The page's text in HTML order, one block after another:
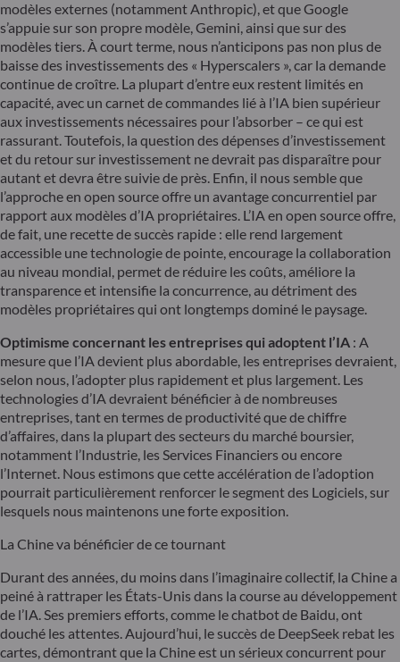
modèles externes (notamment Anthropic), et que Google
s’appuie sur son propre modèle, Gemini, ainsi que sur des
modèles tiers. À court terme, nous n’anticipons pas non plus de
baisse des investissements des « Hyperscalers », car la demande
continue de croître. La plupart d’entre eux restent limités en
capacité, avec un carnet de commandes lié à l’IA bien supérieur
aux investissements nécessaires pour l’absorber – ce qui est
rassurant. Toutefois, la question des dépenses d’investissement
et du retour sur investissement ne devrait pas disparaître pour
autant et devra être suivie de près. Enfin, il nous semble que
l’approche en open source offre un avantage concurrentiel par
rapport aux modèles d’IA propriétaires. L’IA en open source offre,
de fait, une recette de succès rapide : elle rend largement
accessible une technologie de pointe, encourage la collaboration
au niveau mondial, permet de réduire les coûts, améliore la
transparence et intensifie la concurrence, au détriment des
modèles propriétaires qui ont longtemps dominé le paysage.
Optimisme concernant les entreprises qui adoptent l’IA : A
mesure que l’IA devient plus abordable, les entreprises devraient,
selon nous, l’adopter plus rapidement et plus largement. Les
technologies d’IA devraient bénéficier à de nombreuses
entreprises, tant en termes de productivité que de chiffre
d’affaires, dans la plupart des secteurs du marché boursier,
notamment l’Industrie, les Services Financiers ou encore
l’Internet. Nous estimons que cette accélération de l’adoption
pourrait particulièrement renforcer le segment des Logiciels, sur
lesquels nous maintenons une forte exposition.
La Chine va bénéficier de ce tournant
Durant des années, du moins dans l’imaginaire collectif, la Chine a
peiné à rattraper les États-Unis dans la course au développement
de l’IA. Ses premiers efforts, comme le chatbot de Baidu, ont
douché les attentes. Aujourd’hui, le succès de DeepSeek rebat les
cartes, démontrant que la Chine est un sérieux concurrent pour